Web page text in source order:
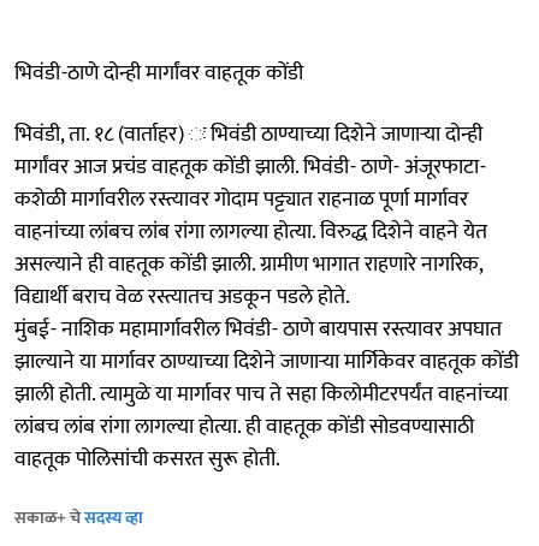
भिवंडी-ठाणे दोन्ही मार्गांवर वाहतूक कोंडी
भिवंडी, ता. १८ (वार्ताहर) ः भिवंडी ठाण्याच्या दिशेने जाणाऱ्या दोन्ही
मार्गांवर आज प्रचंड वाहतूक कोंडी झाली. भिवंडी- ठाणे- अंजूरफाटा-
कशेळी मार्गावरील रस्त्यावर गोदाम पट्ट्यात राहनाळ पूर्णा मार्गावर
वाहनांच्या लांबच लांब रांगा लागल्या होत्या. विरुद्ध दिशेने वाहने येत
असल्याने ही वाहतूक कोंडी झाली. ग्रामीण भागात राहणारे नागरिक,
विद्यार्थी बराच वेळ रस्त्यातच अडकून पडले होते.
मुंबई- नाशिक महामार्गावरील भिवंडी- ठाणे बायपास रस्त्यावर अपघात
झाल्याने या मार्गावर ठाण्याच्या दिशेने जाणाऱ्या मार्गिकेवर वाहतूक कोंडी
झाली होती. त्यामुळे या मार्गावर पाच ते सहा किलोमीटरपर्यंत वाहनांच्या
लांबच लांब रांगा लागल्या होत्या. ही वाहतूक कोंडी सोडवण्यासाठी
वाहतूक पोलिसांची कसरत सुरू होती.
सकाळ+ चेसदस्य व्हा